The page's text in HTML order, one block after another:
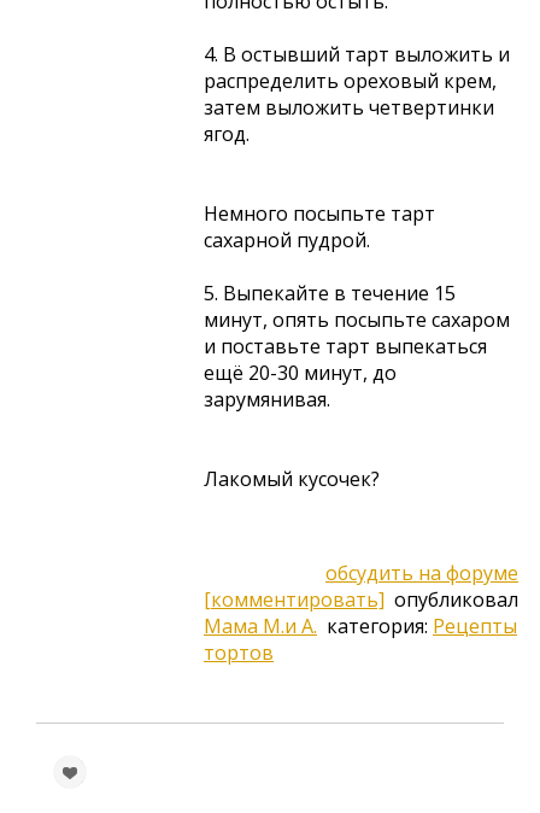
4. В остывший тарт выложить и
распределить ореховый крем,
затем выложить четвертинки
ягод.
Немного посыпьте тарт
сахарной пудрой.
5. Выпекайте в течение 15
минут, опять посыпьте сахаром
и поставьте тарт выпекаться
ещё 20-30 минут, до
зарумянивая.
Лакомый кусочек?
обсудить на форуме
[комментировать] опубликовал
Мама М.и А. категория: Рецепты
тортов